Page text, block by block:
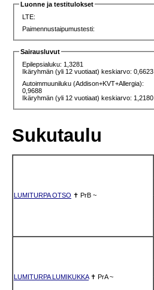
Luonne ja testitulokset
LTE:
Paimennustaipumustesti:
Sairausluvut
Epilepsialuku: 1,3281
Ikäryhmän (yli 12 vuotiaat) keskiarvo: 0,6623
Autoimmuuniluku (Addison+KVT+Allergia):
0,9688
Ikäryhmän (yli 12 vuotiaat) keskiarvo: 1,2180
Sukutaulu
LUMITURPA OTSO ✝ PrB ~
LUMITURPA LUMIKUKKA✝ PrA ~